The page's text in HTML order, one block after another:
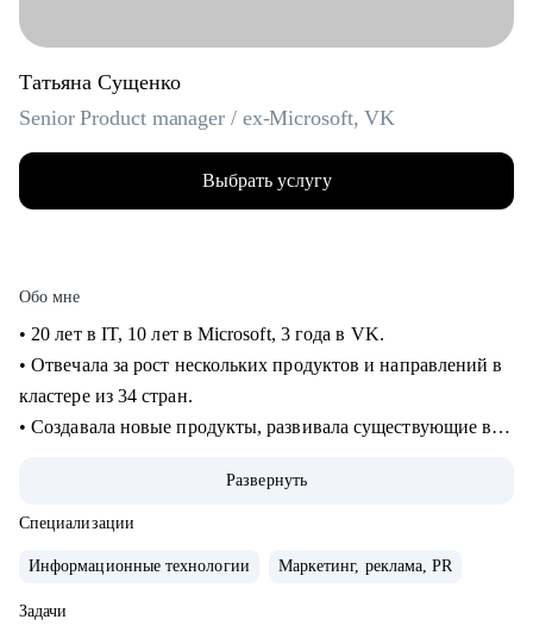
Татьяна Сущенко
Senior Product manager / ex-Microsoft, VK
Выбрать услугу
Обо мне
• 20 лет в IT, 10 лет в Microsoft, 3 года в VK.
• Отвечала за рост нескольких продуктов и направлений в
кластере из 34 стран.
• Создавала новые продукты, развивала существующие в
• Управляла портфелем из 30 продуктов.
• Помогаю стартапам.
С чем помогу:
• Проверить ваши скиллы и разработать план роста.
Развернуть
Специализации
Информационные технологии Маркетинг, реклама, PR
Задачи